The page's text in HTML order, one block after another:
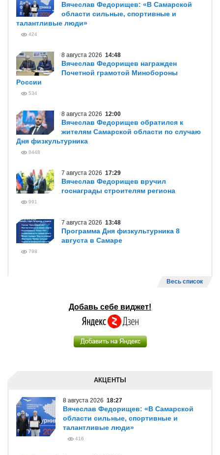
Вячеслав Федорищев: «В Самарской
области сильные, спортивные и
талантливые люди»
424
8 августа 2026 14:48
Вячеслав Федорищев награжден
Почетной грамотой Минобороны
России
534
8 августа 2026 12:00
Вячеслав Федорищев обратился к
жителям Самарской области по случаю
Дня физкультурника
8448
7 августа 2026 17:29
Вячеслав Федорищев вручил
госнаграды строителям региона
991
7 августа 2026 13:48
Программа Дня физкультурника 8
августа в Самаре
798
Весь список
Добавь себе виджет!
АКЦЕНТЫ
8 августа 2026 18:27
Вячеслав Федорищев: «В Самарской
области сильные, спортивные и
талантливые люди»
416